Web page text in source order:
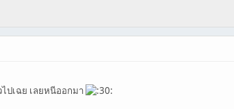
ปเฉย เลยหนีออกมา